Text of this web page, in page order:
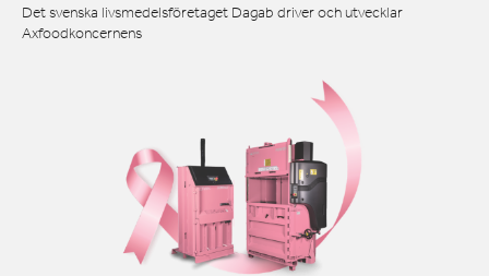
Det svenska livsmedelsföretaget Dagab driver och utvecklar
Axfoodkoncernens